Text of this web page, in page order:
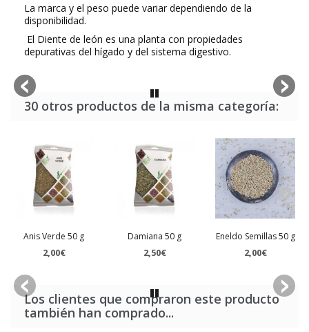
La marca y el peso puede variar dependiendo de la
disponibilidad.
El Diente de león es una planta con propiedades
depurativas del hígado y del sistema digestivo.
30 otros productos de la misma categoría:
Anis Verde 50 g
2,00€
Damiana 50 g
2,50€
Eneldo Semillas 50 g
2,00€
Los clientes que compraron este producto
también han comprado...